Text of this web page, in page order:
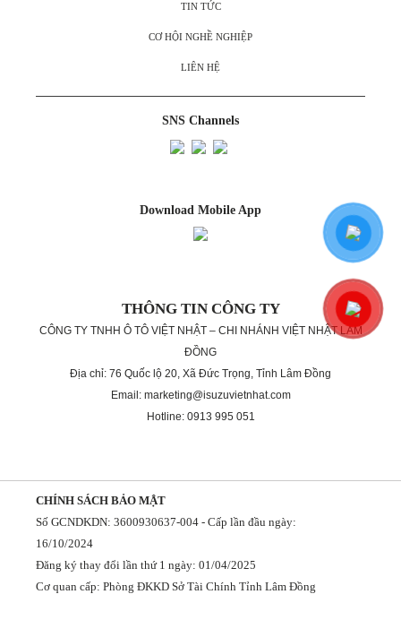
TIN TỨC
CƠ HỘI NGHỀ NGHIỆP
LIÊN HỆ
SNS Channels
Download Mobile App
THÔNG TIN CÔNG TY
CÔNG TY TNHH Ô TÔ VIỆT NHẬT – CHI NHÁNH VIỆT NHẬT LÂM
ĐỒNG
Địa chỉ: 76 Quốc lộ 20, Xã Đức Trọng, Tỉnh Lâm Đồng
Email: marketing@isuzuvietnhat.com
Hotline: 0913 995 051
CHÍNH SÁCH BẢO MẬT
Số GCNDKDN: 3600930637-004 - Cấp lần đầu ngày:
16/10/2024
Đăng ký thay đổi lần thứ 1 ngày: 01/04/2025
Cơ quan cấp: Phòng ĐKKD Sở Tài Chính Tỉnh Lâm Đồng